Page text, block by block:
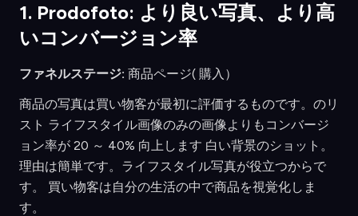
1. Prodofoto: より良い写真、より高
いコンバージョン率
ファネルステージ: 商品ページ( 購入）
商品の写真は買い物客が最初に評価するものです。のリ
スト ライフスタイル画像のみの画像よりもコンバージ
ョン率が 20 ～ 40% 向上します 白い背景のショット。
理由は簡単です。ライフスタイル写真が役立つからで
す。 買い物客は自分の生活の中で商品を視覚化しま
す。